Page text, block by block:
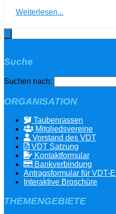
Weiterlesen...
Suche
Suchen nach:
ORGANISATION
Taubenrassen
Mitgliedsvereine
Vorstand des VDT
VDT Satzung
Kontaktformular
Bankverbindung
Antragsformular für VDT-
Interaktive Broschüre
THEMENGEBIETE